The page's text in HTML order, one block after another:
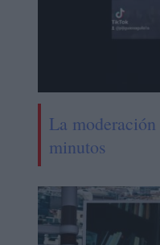
La
minutos